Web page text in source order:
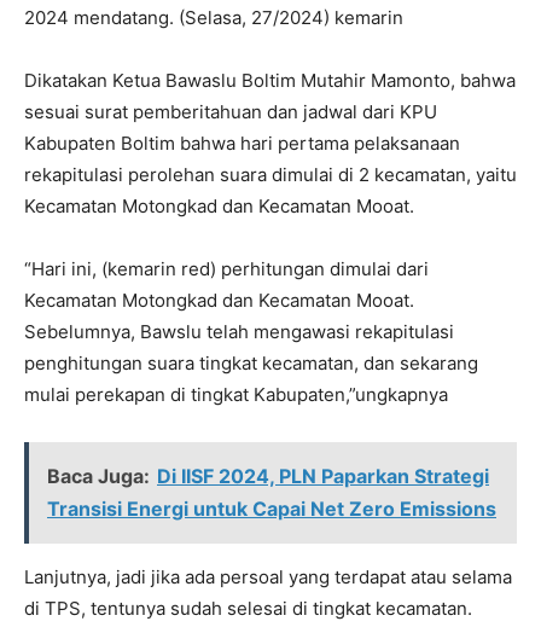
2024 mendatang. (Selasa, 27/2024) kemarin
Dikatakan Ketua Bawaslu Boltim Mutahir Mamonto, bahwa
sesuai surat pemberitahuan dan jadwal dari KPU
Kabupaten Boltim bahwa hari pertama pelaksanaan
rekapitulasi perolehan suara dimulai di 2 kecamatan, yaitu
Kecamatan Motongkad dan Kecamatan Mooat.
“Hari ini, (kemarin red) perhitungan dimulai dari
Kecamatan Motongkad dan Kecamatan Mooat.
Sebelumnya, Bawslu telah mengawasi rekapitulasi
penghitungan suara tingkat kecamatan, dan sekarang
mulai perekapan di tingkat Kabupaten,”ungkapnya
Baca Juga: Di IISF 2024, PLN Paparkan Strategi
Transisi Energi untuk Capai Net Zero Emissions
Lanjutnya, jadi jika ada persoal yang terdapat atau selama
di TPS, tentunya sudah selesai di tingkat kecamatan.